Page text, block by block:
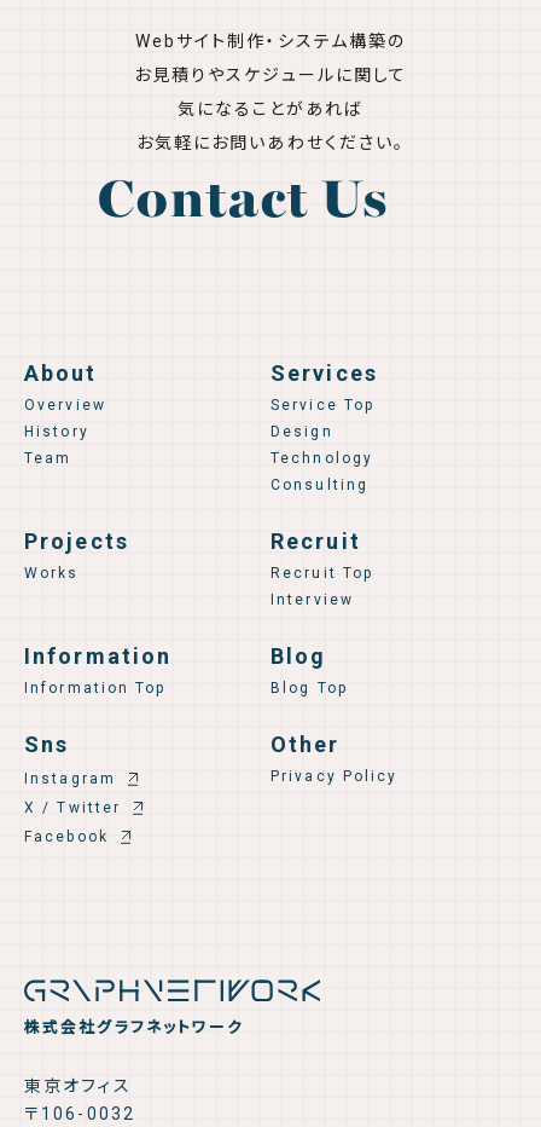
Webサイト制作・システム構築の
お見積りやスケジュールに関して
気になることがあれば
お気軽にお問いあわせください。
Contact Us
株式会社グラフネットワーク
東京オフィス
〒106-0032
About
Overview
History
Team
Services
Service Top
Design
Technology
Consulting
Projects
Works
Recruit
Recruit Top
Interview
Information
Information Top
Blog
Blog Top
Sns
Instagram
X / Twitter
Facebook
Other
Privacy Policy